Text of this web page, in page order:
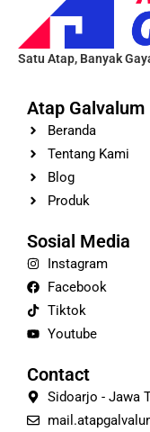
Satu Atap, Banyak
Atap Galvalum
Beranda
Tentang Kami
Blog
Produk
Sosial Media
Instagram
Facebook
Tiktok
Youtube
Contact
Sidoarjo - Jawa